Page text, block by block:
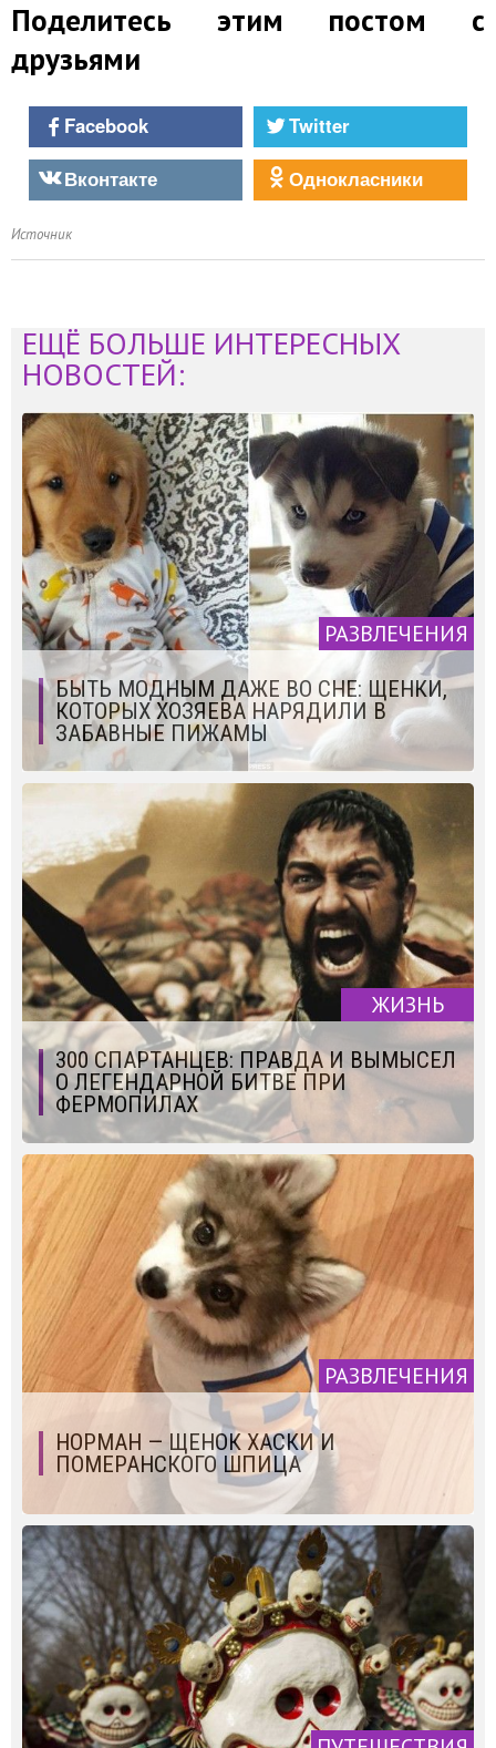
Поделитесь этим постом с
друзьями
Facebook
Twitter
Вконтакте
Однокласники
Источник
ЕЩЁ БОЛЬШЕ ИНТЕРЕСНЫХ
НОВОСТЕЙ:
РАЗВЛЕЧЕНИЯ
БЫТЬ МОДНЫМ ДАЖЕ ВО СНЕ: ЩЕНКИ,
КОТОРЫХ ХОЗЯЕВА НАРЯДИЛИ В
ЗАБАВНЫЕ ПИЖАМЫ
ЖИЗНЬ
300 СПАРТАНЦЕВ: ПРАВДА И ВЫМЫСЕЛ
О ЛЕГЕНДАРНОЙ БИТВЕ ПРИ
ФЕРМОПИЛАХ
РАЗВЛЕЧЕНИЯ
НОРМАН — ЩЕНОК ХАСКИ И
ПОМЕРАНСКОГО ШПИЦА